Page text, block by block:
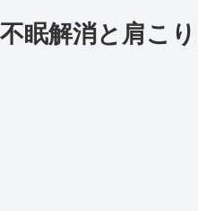
不眠解消と肩こ